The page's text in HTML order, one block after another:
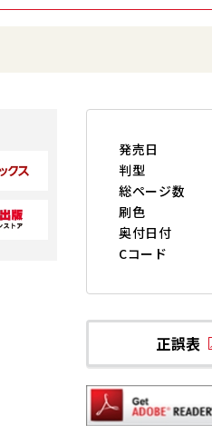
発売日
判型
総ページ数
刷色
奥付日付
Cコード
正誤表